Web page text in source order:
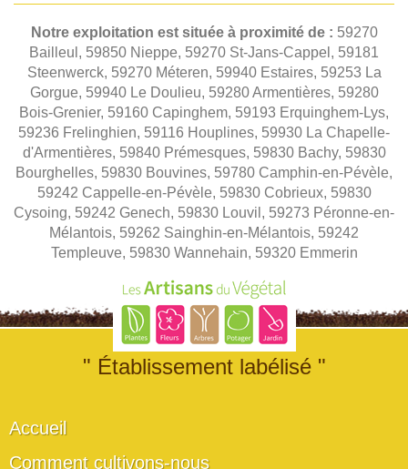
Notre exploitation est située à proximité de : 59270
Bailleul, 59850 Nieppe, 59270 St-Jans-Cappel, 59181
Steenwerck, 59270 Méteren, 59940 Estaires, 59253 La
Gorgue, 59940 Le Doulieu, 59280 Armentières, 59280
Bois-Grenier, 59160 Capinghem, 59193 Erquinghem-Lys,
59236 Frelinghien, 59116 Houplines, 59930 La Chapelle-
d'Armentières, 59840 Prémesques, 59830 Bachy, 59830
Bourghelles, 59830 Bouvines, 59780 Camphin-en-Pévèle,
59242 Cappelle-en-Pévèle, 59830 Cobrieux, 59830
Cysoing, 59242 Genech, 59830 Louvil, 59273 Péronne-en-
Mélantois, 59262 Sainghin-en-Mélantois, 59242
Templeuve, 59830 Wannehain, 59320 Emmerin
" Établissement labélisé "
Accueil
Comment cultivons-nous